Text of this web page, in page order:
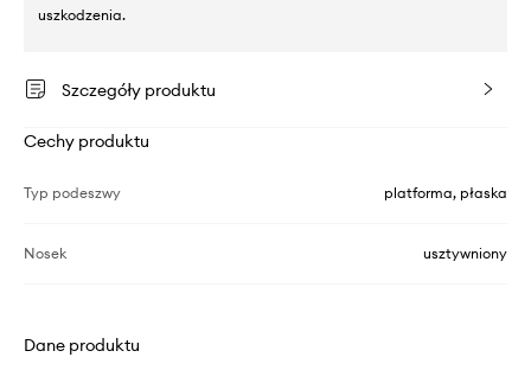
uszkodzenia.
Szczegóły produktu
Cechy produktu
Typ podeszwy platforma, płaska
Nosek usztywniony
Dane produktu